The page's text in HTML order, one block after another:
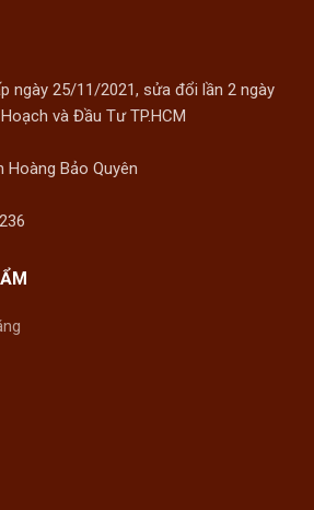
ngày 25/11/2021, sửa đổi lần 2 ngày
và Đầu Tư TP.HCM
Hoàng Bảo Quyên